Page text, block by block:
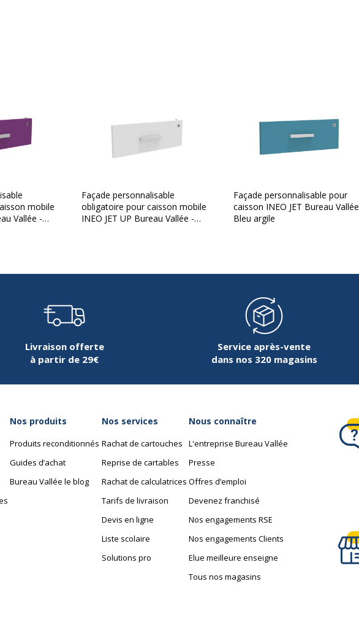
15.7 cm Disponibilité des pièces détachées
1
mobile
Vallée -
Façade personnalisable
obligatoire pour caisson mobile
INEO JET UP Bureau Vallée -
Façade personnalisable pour
caisson INEO JET Bureau Vallée -
Bleu argile
Livraison offerte
à partir de 29€
Service après-vente
dans nos 320 magasins
Nos produits
Produits reconditionnés
Guides d’achat
Bureau Vallée le blog
Nos services
Rachat de cartouches
Reprise de cartables
Rachat de calculatrices
Tarifs de livraison
Devis en ligne
Liste scolaire
Solutions pro
Nous connaître
L'entreprise Bureau Vallée
Presse
Offres d’emploi
Devenez franchisé
Nos engagements RSE
Nos engagements Clients
Elue meilleure enseigne
Tous nos magasins